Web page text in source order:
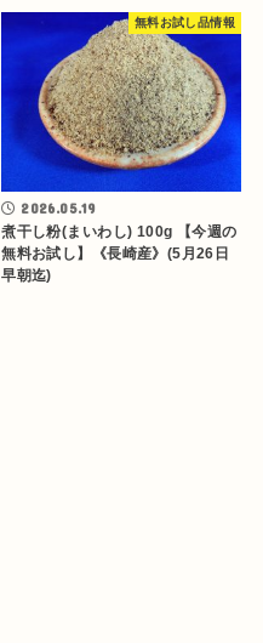
無料お試し品情報
2026.05.19
煮干し粉(まいわし) 100g 【今週の
無料お試し】《長崎産》(5月26日
早朝迄)